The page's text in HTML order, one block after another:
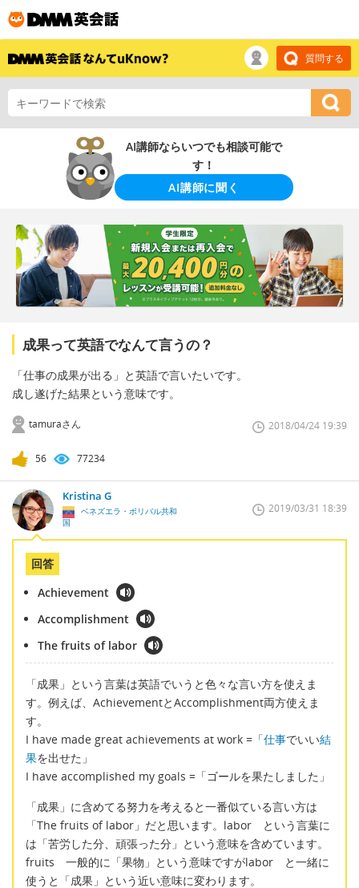
質問する
AI講師ならいつでも相談可能で
す！
AI講師に聞く
成果って英語でなんて言うの？
「仕事の成果が出る」と英語で言いたいです。
成し遂げた結果という意味です。
tamuraさん 2018/04/24 19:39
56 77234
Kristina G
ベネズエラ・ボリバル共和
国
2019/03/31 18:39
回答
Achievement
Accomplishment
The fruits of labor
「成果」という言葉は英語でいうと色々な言い方を使えま
す。例えば、AchievementとAccomplishment両方使えま
す。
I have made great achievements at work =「仕事でいい結
果を出せた」
I have accomplished my goals =「ゴールを果たしました」
「成果」に含めてる努力を考えると一番似ている言い方は
「The fruits of labor」だと思います。labor という言葉に
は「苦労した分、頑張った分」という意味を含めています。
fruits 一般的に「果物」という意味ですがlabor と一緒に
使うと「成果」という近い意味に変わります。